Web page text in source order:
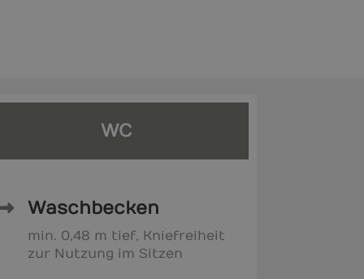
WC
Waschbecken
min. 0,48 m tief, Kniefreiheit
zur Nutzung im Sitzen